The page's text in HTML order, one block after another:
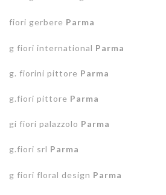
fiori gerbere Parma
g fiori international Parma
g. fiorini pittore Parma
g.fiori pittore Parma
gi fiori palazzolo Parma
g.fiori srl Parma
g fiori floral design Parma